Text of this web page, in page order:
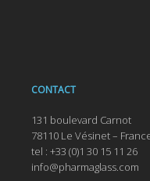
CONTACT
131 boulevard Carnot
78110 Le Vésinet –
tel : +33 (0)1 30 15 11 26
info@pharmaglass.com